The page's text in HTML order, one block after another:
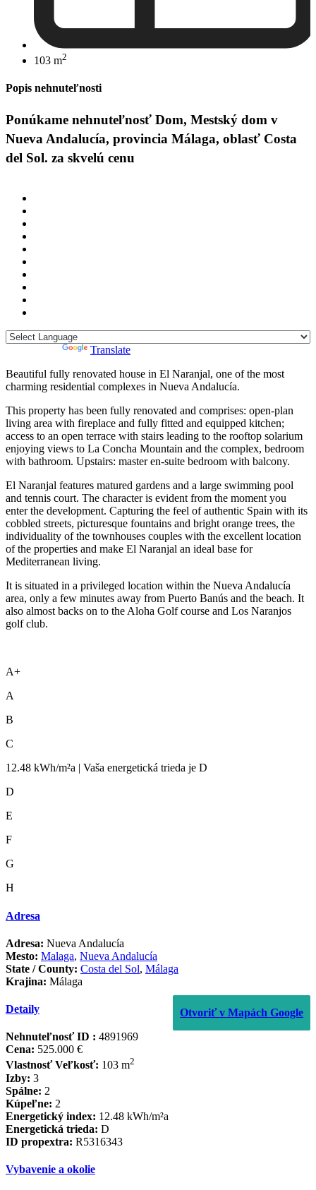
103 m2
Popis nehnuteľnosti
Ponúkame nehnuteľnosť Dom, Mestský dom v
Nueva Andalucía, provincia Málaga, oblasť Costa
del Sol. za skvelú cenu
Translate
Beautiful fully renovated house in El Naranjal, one of the most
charming residential complexes in Nueva Andalucía.
This property has been fully renovated and comprises: open-plan
living area with fireplace and fully fitted and equipped kitchen;
access to an open terrace with stairs leading to the rooftop solarium
enjoying views to La Concha Mountain and the complex, bedroom
with bathroom. Upstairs: master en-suite bedroom with balcony.
El Naranjal features matured gardens and a large swimming pool
and tennis court. The character is evident from the moment you
enter the development. Capturing the feel of authentic Spain with its
cobbled streets, picturesque fountains and bright orange trees, the
individuality of the townhouses couples with the excellent location
of the properties and make El Naranjal an ideal base for
Mediterranean living.
It is situated in a privileged location within the ‌Nueva ‌Andalucía
‌area, ‌only ‌a few ‌minutes ‌away from ‌Puerto Banús ‌and the beach. ‌It
‌also ‌almost backs on ‌to ‌the Aloha Golf ‌course ‌and ‌Los ‌Naranjos
‌golf ‌club.
A+
A
B
C
12.48 kWh/m²a | Vaša energetická trieda je D
D
E
F
G
H
Adresa
Adresa: Nueva Andalucía
Mesto: Malaga, Nueva Andalucía
State / County: Costa del Sol, Málaga
Krajina: Málaga
Otvoriť v Mapách Google
Detaily
Nehnuteľnosť ID : 4891969
Cena: 525.000 €
Vlastnosť Veľkosť: 103 m2
Izby: 3
Spálne: 2
Kúpeľne: 2
Energetický index: 12.48 kWh/m²a
Energetická trieda: D
ID propextra: R5316343
Vybavenie a okolie